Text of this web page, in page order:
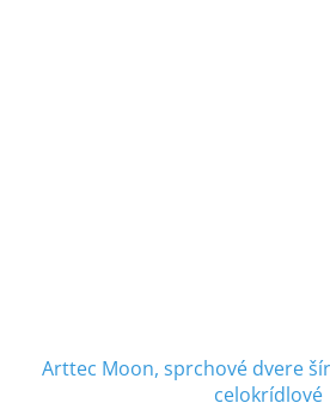
Arttec Moon, sprchové dvere
celokrídlové